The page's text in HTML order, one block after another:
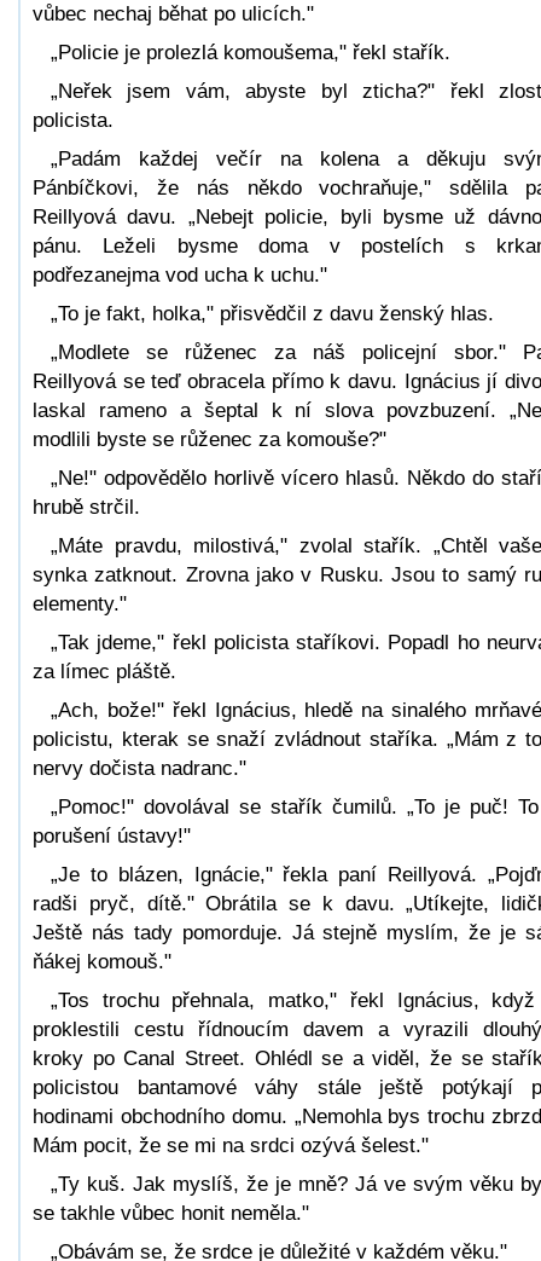
vůbec nechaj běhat po ulicích."
„Policie je prolezlá komoušema," řekl stařík.
„Neřek jsem vám, abyste byl zticha?" řekl
policista.
„Padám každej večír na kolena a děkuju
Pánbíčkovi, že nás někdo vochraňuje," sdělila
Reillyová davu. „Nebejt policie, byli bysme už
pánu. Leželi bysme doma v postelích s
podřezanejma vod ucha k uchu."
„To je fakt, holka," přisvědčil z davu ženský hlas.
„Modlete se růženec za náš policejní sbor."
Reillyová se teď obracela přímo k davu. Ignácius jí
laskal rameno a šeptal k ní slova povzbuzení.
modlili byste se růženec za komouše?"
„Ne!" odpovědělo horlivě vícero hlasů. Někdo do
hrubě strčil.
„Máte pravdu, milostivá," zvolal stařík. „Chtěl
synka zatknout. Zrovna jako v Rusku. Jsou to samý
elementy."
„Tak jdeme," řekl policista staříkovi. Popadl ho
za límec pláště.
„Ach, bože!" řekl Ignácius, hledě na sinalého
policistu, kterak se snaží zvládnout staříka. „Mám z
nervy dočista nadranc."
„Pomoc!" dovolával se stařík čumilů. „To je puč!
porušení ústavy!"
„Je to blázen, Ignácie," řekla paní Reillyová.
radši pryč, dítě." Obrátila se k davu. „Utíkejte,
Ještě nás tady pomorduje. Já stejně myslím, že je
ňákej komouš."
„Tos trochu přehnala, matko," řekl Ignácius,
proklestili cestu řídnoucím davem a vyrazili
kroky po Canal Street. Ohlédl se a viděl, že se
policistou bantamové váhy stále ještě potýkají
hodinami obchodního domu. „Nemohla bys trochu
Mám pocit, že se mi na srdci ozývá šelest."
„Ty kuš. Jak myslíš, že je mně? Já ve svým věku
se takhle vůbec honit neměla."
„Obávám se, že srdce je důležité v každém věku."